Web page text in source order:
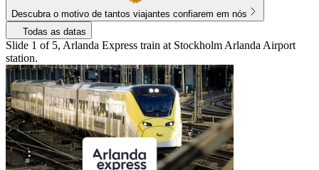
Descubra o motivo de tantos viajantes confiarem em nós
Todas as datas
Slide 1 of 5, Arlanda Express train at Stockholm Arlanda Airport
station.